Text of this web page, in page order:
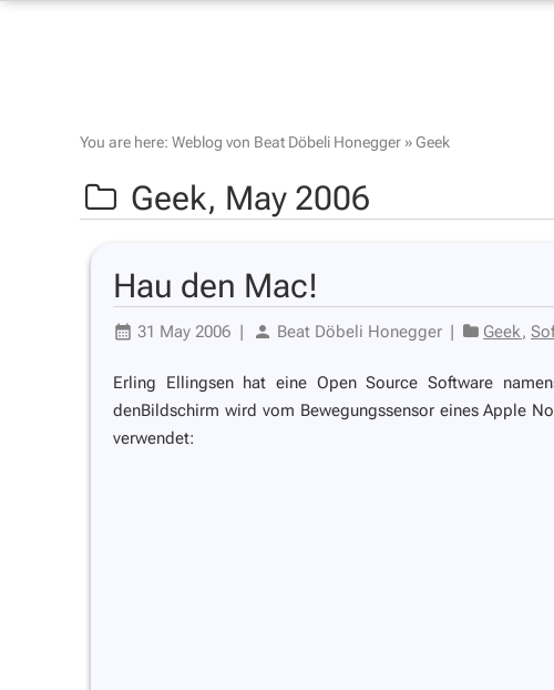
You are here: Weblog von Beat Döbeli Honegger »Geek
Geek, May 2006
Hau den Mac!
31 May 2006 | Beat Döbeli Honegger | Geek,
Erling Ellingsen hat eine Open Source Software
denBildschirm wird vom Bewegungssensor eines Apple
verwendet: